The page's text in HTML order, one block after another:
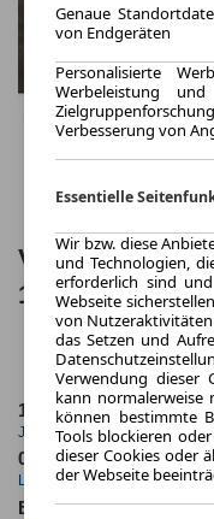
Volkswagen
190PS
10.000,0 km
Jahrliche Fahrleistung
0.9
Leasingfaktor
Elektro
Genaue
von Endgeräten
Personalisierte
Werbeleistung
Verbesserung von
Essentielle
Wir bzw. diese
und Technologien,
erforderlich sind
Webseite
von
das Setzen und
Verwendung dieser
kann normalerweise
können bestimmte
Tools blockieren
dieser Cookies oder
der Webseite